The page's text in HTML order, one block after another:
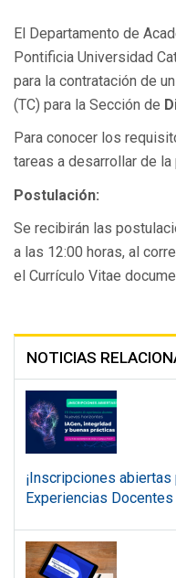
El Departamento de
Pontificia Universidad
para la contratación de
(TC) para la Sección de
Para conocer los
tareas a desarrollar de la
Postulación:
Se recibirán las
a las 12:00 horas, al
el Currículo Vitae
NOTICIAS
¡Inscripciones
Experiencias